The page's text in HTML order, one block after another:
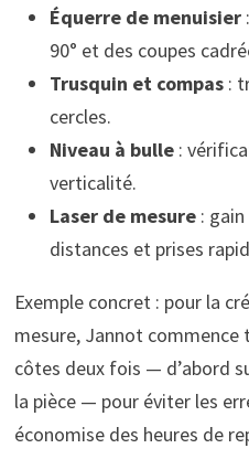
Équerre de menuisier
90° et des coupes
Trusquin et compas:
cercles.
Niveau à bulle:
verticalité.
Laser de mesure: gain
distances et prises
Exemple concret : pour la
mesure, Jannot
côtes deux fois — d’abord
la pièce — pour éviter les
économise des heures de